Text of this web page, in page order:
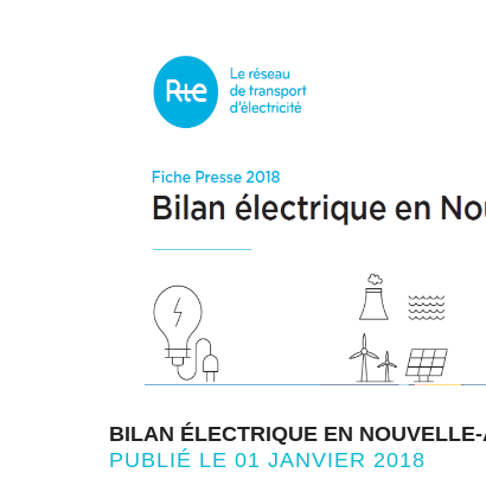
BILAN ÉLECTRIQUE EN
PUBLIÉ LE 01 JANVIER 2018